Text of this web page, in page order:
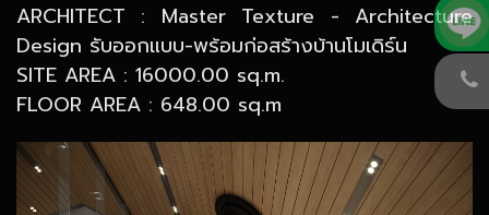
ARCHITECT : Master Texture - Architecture
Design รับออกแบบ-พร้อมก่อสร้างบ้านโมเดิร์น
SITE AREA : 16000.00 sq.m.
FLOOR AREA : 648.00 sq.m